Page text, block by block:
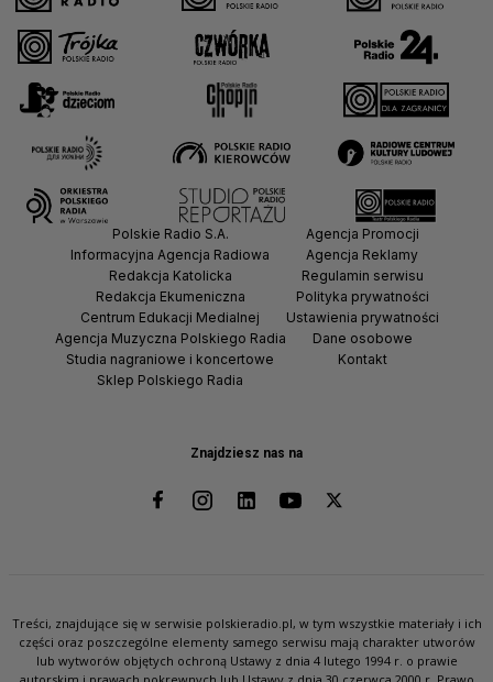
Znajdziesz nas na
Polskie Radio S.A.
Informacyjna Agencja Radiowa
Redakcja Katolicka
Redakcja Ekumeniczna
Centrum Edukacji Medialnej
Agencja Muzyczna Polskiego Radia
Studia nagraniowe i koncertowe
Sklep Polskiego Radia
Agencja Promocji
Agencja Reklamy
Regulamin serwisu
Polityka prywatności
Ustawienia prywatności
Dane osobowe
Kontakt
Treści, znajdujące się w serwisie polskieradio.pl, w tym wszystkie materiały i ich
części oraz poszczególne elementy samego serwisu mają charakter utworów
lub wytworów objętych ochroną Ustawy z dnia 4 lutego 1994 r. o prawie